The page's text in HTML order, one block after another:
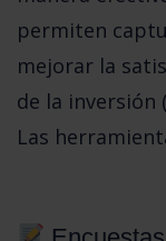
permiten
mejorar la
de la inversión
Las